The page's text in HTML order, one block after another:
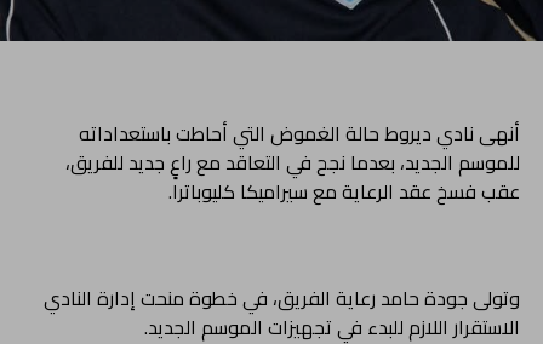
أنهى نادي ديروط حالة الغموض التي أحاطت باستعداداته
للموسم الجديد، بعدما نجح في التعاقد مع راعٍ جديد للفريق،
عقب فسخ عقد الرعاية مع سيراميكا كليوباترا.
وتولى جودة حامد رعاية الفريق، في خطوة منحت إدارة النادي
الاستقرار اللازم للبدء في تجهيزات الموسم الجديد.